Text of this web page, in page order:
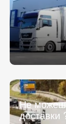
Не